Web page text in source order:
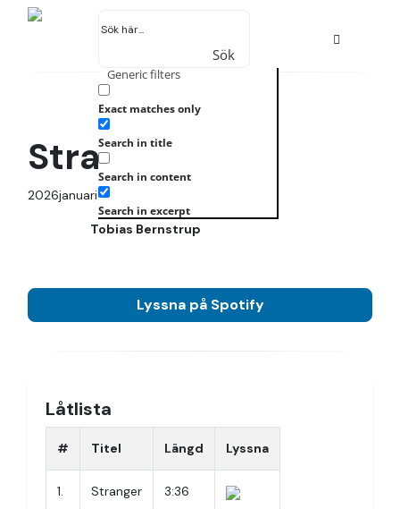
Sök
Generic filters
Exact matches only
Search in title
Search in content
Search in excerpt
Stranger
2026januari 1, 2021
Tobias Bernstrup
Lyssna på Spotify
Låtlista
# Titel Längd Lyssna
1. Stranger 3:36